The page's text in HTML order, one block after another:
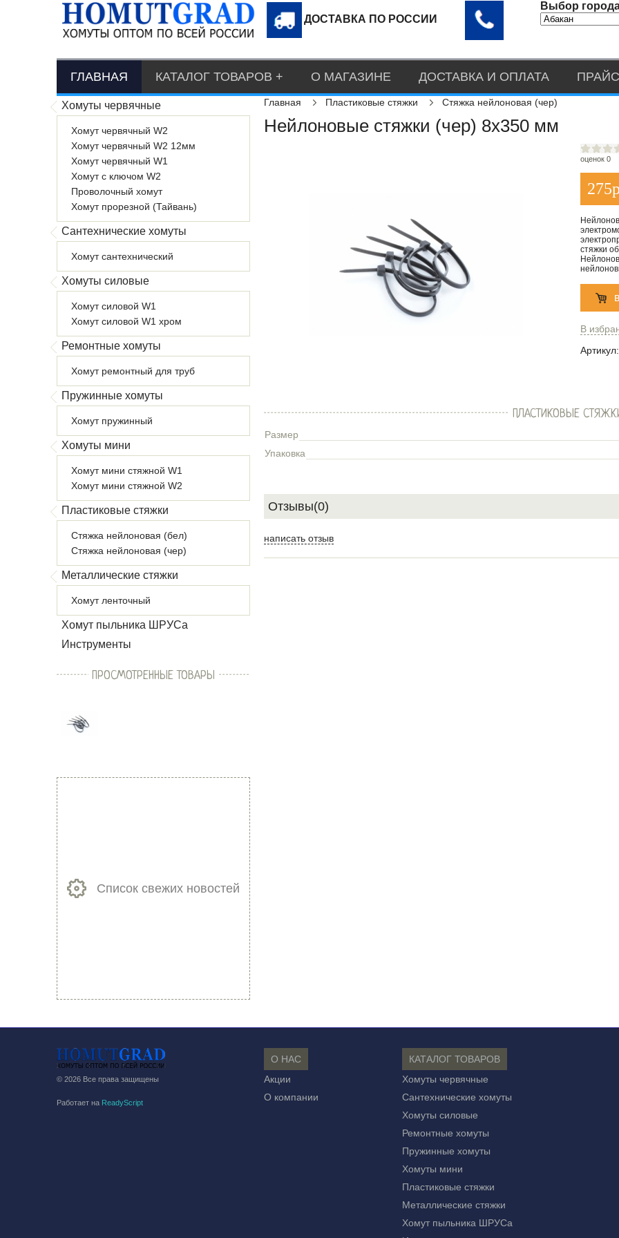
ДОСТАВКА ПО РОССИИ
Выбор
ГЛАВНАЯ КАТАЛОГ ТОВАРОВ О МАГАЗИНЕ ДОСТАВКА И ОПЛАТА
Хомуты червячные
Хомут червячный W2
Хомут червячный W2 12мм
Хомут червячный W1
Хомут с ключом W2
Проволочный хомут
Хомут прорезной (Тайвань)
Сантехнические хомуты
Хомут сантехнический
Хомуты силовые
Хомут силовой W1
Хомут силовой W1 хром
Ремонтные хомуты
Хомут ремонтный для труб
Пружинные хомуты
Хомут пружинный
Хомуты мини
Хомут мини стяжной W1
Хомут мини стяжной W2
Пластиковые стяжки
Стяжка нейлоновая (бел)
Стяжка нейлоновая (чер)
Металлические стяжки
Хомут ленточный
Хомут пыльника ШРУСа
Инструменты
Главная Пластиковые стяжки Стяжка нейлоновая (чер)
Нейлоновые стяжки (чер) 8х350 мм
оценок 0
275
стяжки
В
Артикул:
ПЛАСТИКОВЫЕ
Размер
Упаковка
Отзывы(0)
написать отзыв
ПРОСМОТРЕННЫЕ ТОВАРЫ
Список свежих новостей
© 2026 Все права защищены
Работает на ReadyScript
О НАС
Акции
О компании
КАТАЛОГ ТОВАРОВ
Хомуты червячные
Сантехнические хомуты
Хомуты силовые
Ремонтные хомуты
Пружинные хомуты
Хомуты мини
Пластиковые стяжки
Металлические стяжки
Хомут пыльника ШРУСа